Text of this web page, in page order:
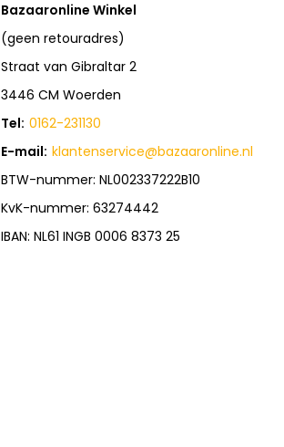
Bazaaronline Winkel
(geen retouradres)
Straat van Gibraltar 2
3446 CM Woerden
Tel: 0162-231130
E-mail: klantenservice@bazaaronline.nl
BTW-nummer: NL002337222B10
KvK-nummer: 63274442
IBAN: NL61 INGB 0006 8373 25